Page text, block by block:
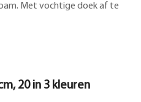
Met vochtige doek af te
20 in 3 kleuren